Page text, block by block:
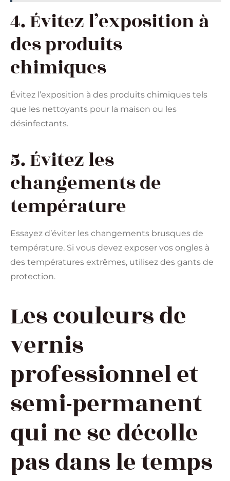
4. Évitez l’exposition à
des produits
chimiques
Évitez l’exposition à des produits chimiques tels
que les nettoyants pour la maison ou les
désinfectants.
5. Évitez les
changements de
température
Essayez d’éviter les changements brusques de
température. Si vous devez exposer vos ongles à
des températures extrêmes, utilisez des gants de
protection.
Les couleurs de
vernis
professionnel et
semi-permanent
qui ne se décolle
pas dans le temps